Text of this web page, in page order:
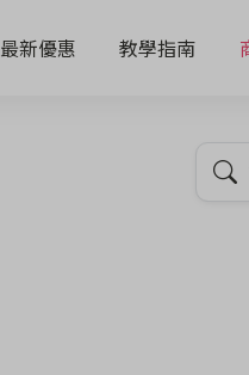
最新優惠 教學指南